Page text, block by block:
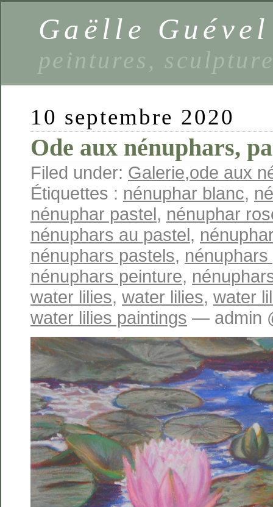
Gaëlle
peintures,
10 septembre 2020
Ode aux nénuphars,
Filed under: Galerie,ode aux
Étiquettes : nénuphar blanc,
nénuphar pastel, nénuphar
nénuphars au pastel,
nénuphars pastels,
nénuphars peinture,
water lilies, water lilies, water
water lilies paintings — admin